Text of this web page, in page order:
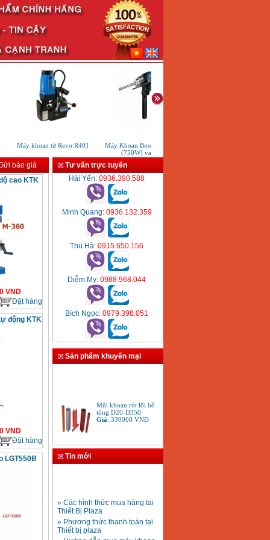
Máy khoan từ Revo R401
Máy Khoan Bosch GSB 16RE
(750W) valy nhựa
báo giá
cao KTK
VND
Đặt hàng
động KTK
VND
Đặt hàng
LGT550B
Tư vấn trực tuyến
Hải Yến: 0936.390.588
Minh Quang: 0936.132.359
Thu Hà: 0915.650.156
Diễm My: 0988.968.044
Bích Ngọc: 0979.398.051
Sản phẩm khuyến mại
tông D20-D350
Giá: 330000VND
Bảng giá máy khoan
Giá:884000VND
Bộ máy khoan Bosch
GSB 13RE hộp nhựa
Giá :1977000VND
Tin mới
Thiết Bị Plaza
» Phương thức thanh toán tại
Thiết bị plaza
» Hướng dẫn mua máy khoan